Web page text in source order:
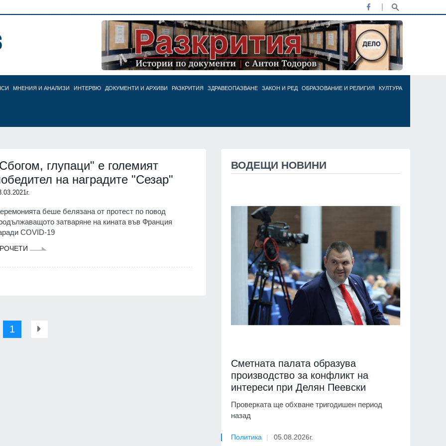
МНЕНИЯ И АНАЛИЗИ ИНТЕРВЮ ДОКУМЕНТИ И АРХИВИ РАЗКРИТИЯ ЗДРАВЕОПАЗВАНЕ ЗАКОН И РЕД ОБРАЗОВАНИЕ И РЕЛИГИЯ КУЛТУРА
глупаци" е големият
на наградите "Сезар"
беше белязана от протест по повод
затваряне на кината във Франция
COVID-19
1
ВОДЕЩИ НОВИНИ
Сметната палата образува
производство за конфликт на
интереси при Делян Пеевски
Проверката ще обхване тригодишен период
назад
Политика 05.08.2026г.